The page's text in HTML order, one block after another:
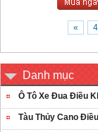
« 4
Danh mục
Ô Tô Xe Đua Điều
Tàu Thủy Cano